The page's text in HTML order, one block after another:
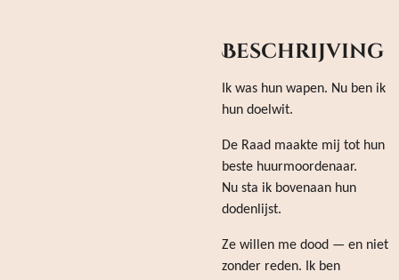
Beschrijving
Ik was hun wapen. Nu ben ik
hun doelwit.
De Raad maakte mij tot hun
beste huurmoordenaar.
Nu sta ik bovenaan hun
dodenlijst.
Ze willen me dood — en niet
zonder reden. Ik ben